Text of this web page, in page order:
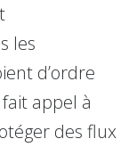
les
d’ordre
appel à
des flux